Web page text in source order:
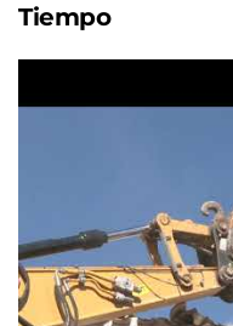
Tiempo